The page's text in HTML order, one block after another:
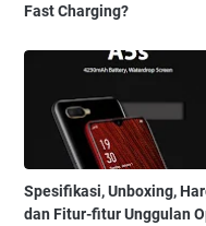
Fast Charging?
Spesifikasi, Unboxing,
dan Fitur-fitur Unggulan